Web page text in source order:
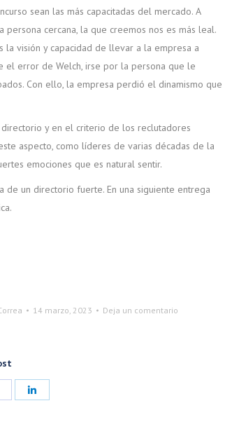
sean las más capacitadas del mercado. A
cercana, la que creemos nos es más leal.
visión y capacidad de llevar a la empresa a
el error de Welch, irse por la persona que le
Con ello, la empresa perdió el dinamismo que
y en el criterio de los reclutadores
aspecto, como líderes de varias décadas de la
emociones que es natural sentir.
de un directorio fuerte. En una siguiente entrega
14 marzo, 2023 Deja un comentario
CompartirCompartir